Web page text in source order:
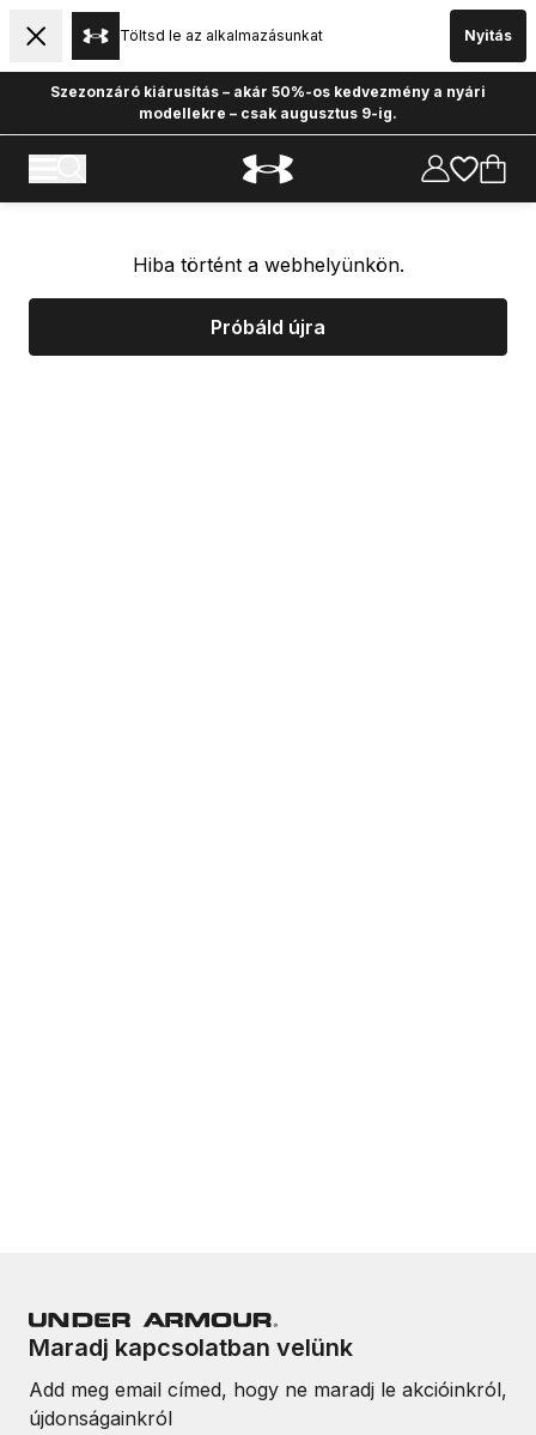
Töltsd le az alkalmazásunkat Nyitás
Szezonzáró kiárusítás – akár 50%-os kedvezmény a nyári
modellekre – csak augusztus 9-ig.
Hiba történt a webhelyünkön.
Próbáld újra
Maradj kapcsolatban velünk
Add meg email címed, hogy ne maradj le akcióinkról,
újdonságainkról